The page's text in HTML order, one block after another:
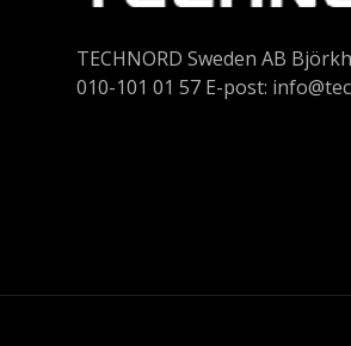
TECHNORD Sweden AB
010-101 01 57 E-post: